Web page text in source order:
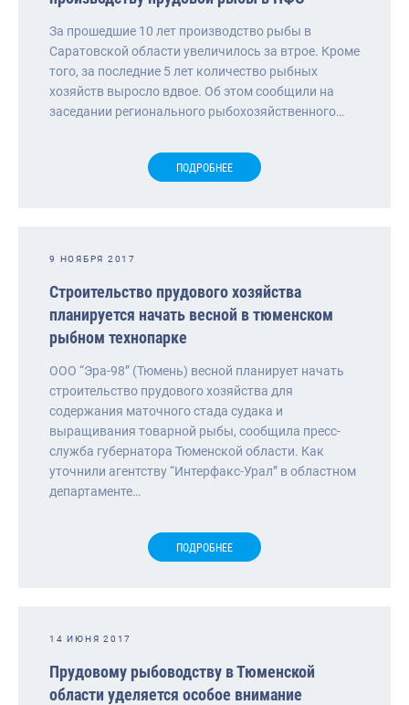
За прошедшие 10 лет производство рыбы в
Саратовской области увеличилось за втрое. Кроме
того, за последние 5 лет количество рыбных
хозяйств выросло вдвое. Об этом сообщили на
заседании регионального рыбохозяйственного…
ПОДРОБНЕЕ
9 НОЯБРЯ 2017
Строительство прудового хозяйства
планируется начать весной в тюменском
рыбном технопарке
ООО “Эра-98” (Тюмень) весной планирует начать
строительство прудового хозяйства для
содержания маточного стада судака и
выращивания товарной рыбы, сообщила пресс-
служба губернатора Тюменской области. Как
уточнили агентству “Интерфакс-Урал” в областном
департаменте…
ПОДРОБНЕЕ
14 ИЮНЯ 2017
Прудовому рыбоводству в Тюменской
области уделяется особое внимание